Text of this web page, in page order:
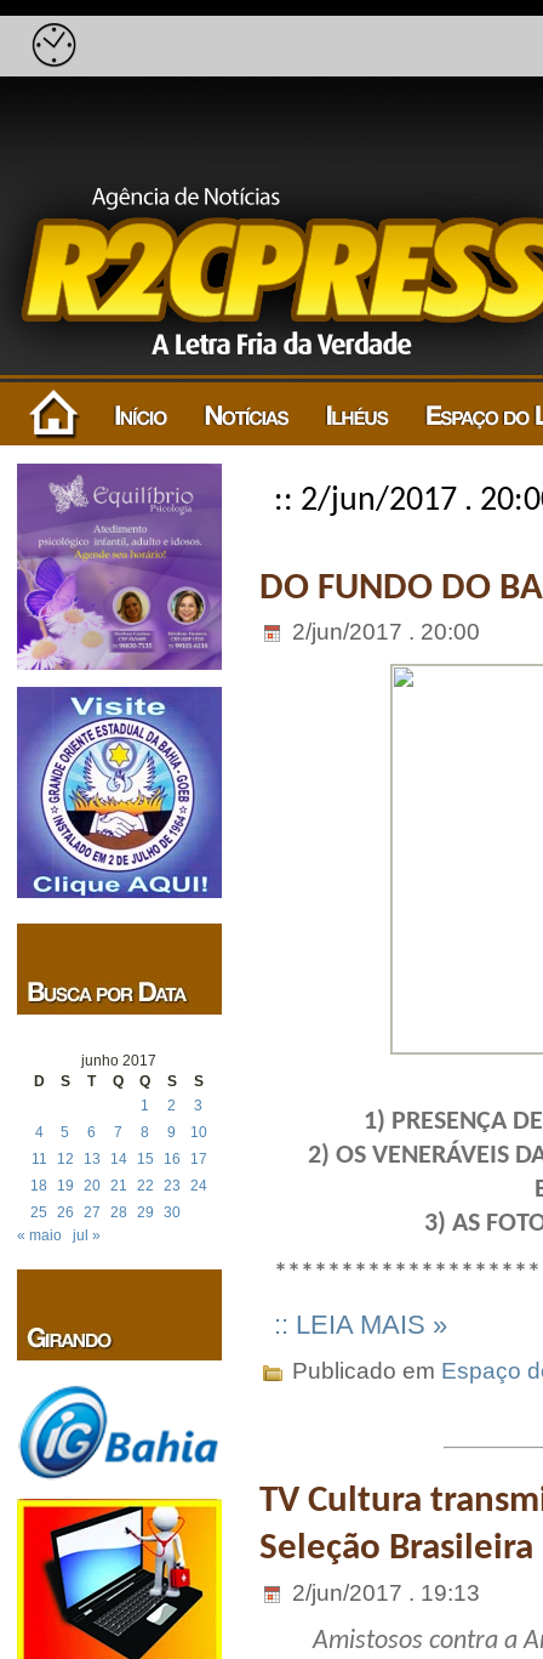
junho 2017
D
S T Q Q S
S
1
2
3
4
5 6 7 8 9
10
11
12 13 14 15 16
17
18
19 20 21 22 23
24
25
26 27 28 29
30
« maio
jul »
:: 2/jun/2017 .
DO FUNDO DO
2/jun/2017 . 20:00
1) PRESENÇA
2) OS VENERÁVEIS
3) AS
:: LEIA MAIS »
Publicado em Espaço
TV Cultura
Seleção Brasileira
2/jun/2017 . 19:13
Amistosos contra a